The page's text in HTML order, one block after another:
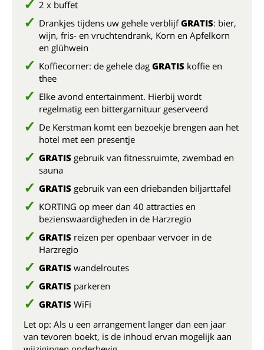
2 x buffet
Drankjes tijdens uw gehele verblijfGRATIS: bier,
wijn, fris- en vruchtendrank, Korn en Apfelkorn
en glühwein
Koffiecorner: de gehele dag GRATIS koffie en
thee
Elke avond entertainment. Hierbij wordt
regelmatig een bittergarnituur geserveerd
De Kerstman komt een bezoekje brengen aan het
hotel met een presentje
GRATIS gebruik van fitnessruimte, zwembad en
sauna
GRATIS gebruik van een driebanden biljarttafel
KORTING op meer dan 40 attracties en
bezienswaardigheden in de Harzregio
GRATIS reizen per openbaar vervoer in de
Harzregio
GRATIS wandelroutes
GRATIS parkeren
GRATIS WiFi
Let op: Als u een arrangement langer dan een jaar
van tevoren boekt, is de inhoud ervan mogelijk aan